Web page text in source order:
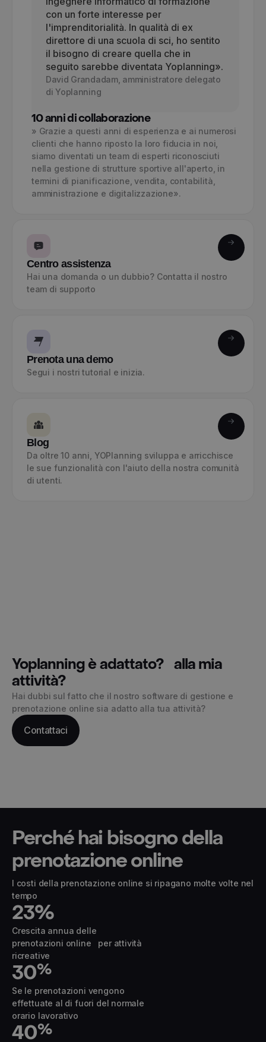
con un forte interesse per
l'imprenditorialità. In qualità di ex
direttore di una scuola di sci, ho sentito
il bisogno di creare quella che in
seguito sarebbe diventata Yoplanning».
David Grandadam, amministratore delegato
di Yoplanning
10 anni di collaborazione
» Grazie a questi anni di esperienza e ai numerosi
clienti che hanno riposto la loro fiducia in noi,
siamo diventati un team di esperti riconosciuti
nella gestione di strutture sportive all'aperto, in
termini di pianificazione, vendita, contabilità,
amministrazione e digitalizzazione».
Centro assistenza
Hai una domanda o un dubbio? Contatta il nostro
team di supporto
Prenota una demo
Segui i nostri tutorial e inizia.
Blog
Da oltre 10 anni, YOPlanning sviluppa e arricchisce
le sue funzionalità con l'aiuto della nostra comunità
di utenti.
Yoplanning è adattato? alla mia
attività?
Hai dubbi sul fatto che il nostro software di gestione e
prenotazione online sia adatto alla tua attività?
Contattaci
Perché hai bisogno della
prenotazione online
I costi della prenotazione online si ripagano molte volte nel
tempo
23%
Crescita annua delle
prenotazioni online per attività
ricreative
30%
Se le prenotazioni vengono
effettuate al di fuori del normale
orario lavorativo
40%